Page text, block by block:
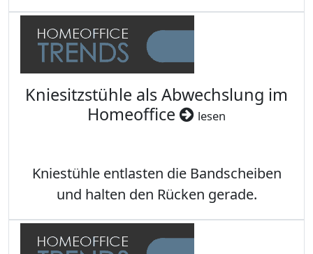
Kniesitzstühle als Abwechslung im
Homeoffice
lesen
Kniestühle entlasten die Bandscheiben
und halten den Rücken gerade.